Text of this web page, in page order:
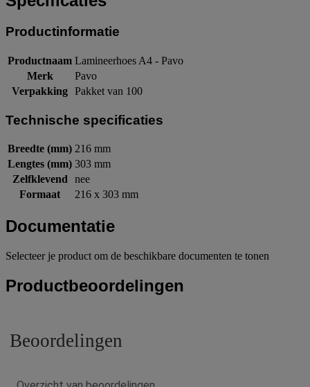
Productinformatie
Productnaam Lamineerhoes A4 - Pavo
Merk
Pavo
Verpakking Pakket van 100
Technische specificaties
Breedte (mm) 216 mm
Lengtes (mm) 303 mm
Zelfklevend
nee
Formaat
216 x 303 mm
Documentatie
Selecteer je product om de beschikbare documenten te tonen
Productbeoordelingen